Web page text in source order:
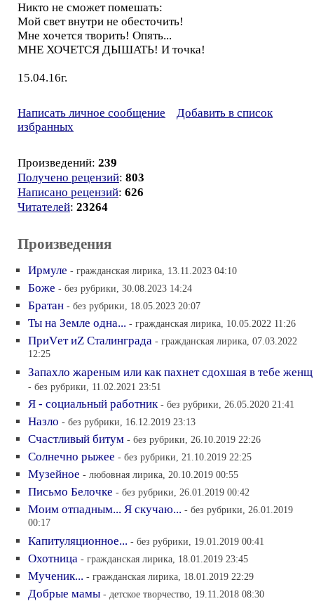
Никто не сможет помешать:
Мой свет внутри не обесточить!
Мне хочется творить! Опять...
МНЕ ХОЧЕТСЯ ДЫШАТЬ! И точка!
15.04.16г.
Написать личное сообщение
Добавить в список
избранных
Произведений: 239
Получено рецензий: 803
Написано рецензий: 626
Читателей: 23264
Произведения
Ирмуле - гражданская лирика, 13.11.2023 04:10
Боже - без рубрики, 30.08.2023 14:24
Братан - без рубрики, 18.05.2023 20:07
Ты на Земле одна... - гражданская лирика, 10.05.2022 11:26
ПриVет иZ Сталинграда - гражданская лирика, 07.03.2022
12:25
Запахло жареным или как пахнет сдохшая в тебе женщ
- без рубрики, 11.02.2021 23:51
Я - социальный работник - без рубрики, 26.05.2020 21:41
Назло - без рубрики, 16.12.2019 23:13
Счастливый битум - без рубрики, 26.10.2019 22:26
Солнечно рыжее - без рубрики, 21.10.2019 22:25
Музейное - любовная лирика, 20.10.2019 00:55
Письмо Белочке - без рубрики, 26.01.2019 00:42
Моим отпадным... Я скучаю... - без рубрики, 26.01.2019
00:17
Капитуляционное... - без рубрики, 19.01.2019 00:41
Охотница - гражданская лирика, 18.01.2019 23:45
Мученик... - гражданская лирика, 18.01.2019 22:29
Добрые мамы - детское творчество, 19.11.2018 08:30